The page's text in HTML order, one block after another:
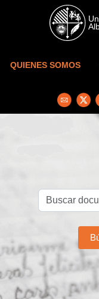
Skip to main content
QUIENES SOMOS